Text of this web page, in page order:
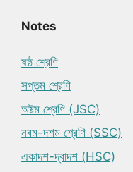
Notes
ষষ্ঠ শ্রেণি
সপ্তম শ্রেণি
অষ্টম শ্রেণি (JSC)
নবম-দশম শ্রেণি (SSC)
একাদশ-দ্বাদশ (HSC)